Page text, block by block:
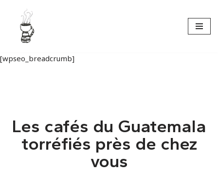
Aller
[wpseo_breadcrumb]
Les cafés du Guatemala
torréfiés près de chez
vous